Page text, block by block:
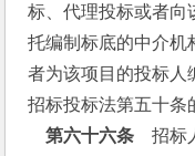
标、代理投标或者向
托编制标底的中介机
者为该项目的投标人
招标投标法第五十条
第六十六条 招标